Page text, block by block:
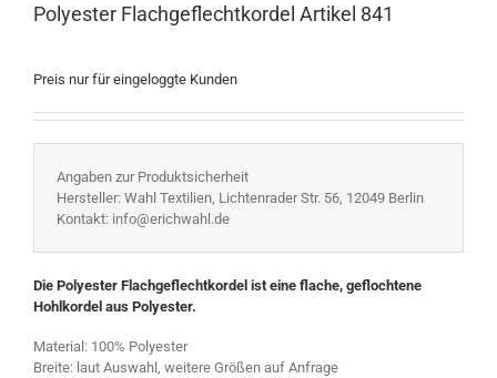
Polyester Flachgeflechtkordel Artikel 841
Preis nur für eingeloggte Kunden
Angaben zur Produktsicherheit
Hersteller: Wahl Textilien, Lichtenrader Str. 56, 12049 Berlin
Kontakt: info@erichwahl.de
Die Polyester Flachgeflechtkordel ist eine flache, geflochtene
Hohlkordel aus Polyester.
Material: 100% Polyester
Breite: laut Auswahl, weitere Größen auf Anfrage